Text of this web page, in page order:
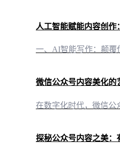
人工智能赋能内容创作
微信公众号内容美化的
探秘公众号内容之美